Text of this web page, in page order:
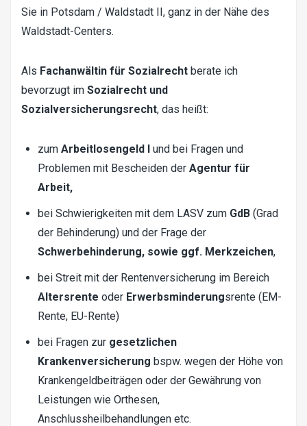
Sie in Potsdam / Waldstadt II, ganz in der Nähe des
Waldstadt-Centers.
Als Fachanwältin für Sozialrecht berate ich
bevorzugt im Sozialrecht und
Sozialversicherungsrecht, das heißt:
zum Arbeitlosengeld I und bei Fragen und
Problemen mit Bescheiden der Agentur für
Arbeit,
bei Schwierigkeiten mit dem LASV zum GdB (Grad
der Behinderung) und der Frage der
Schwerbehinderung, sowie ggf. Merkzeichen,
bei Streit mit der Rentenversicherung im Bereich
Altersrente oder Erwerbsminderungsrente (EM-
Rente, EU-Rente)
bei Fragen zur gesetzlichen
Krankenversicherung bspw. wegen der Höhe von
Krankengeldbeiträgen oder der Gewährung von
Leistungen wie Orthesen,
Anschlussheilbehandlungen etc.